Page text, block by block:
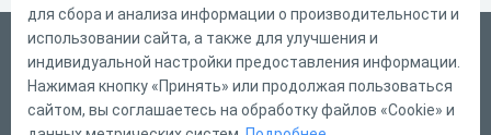
Русский
Справка
Форма обратной связи
для сбора и анализа информации о производительности и
использовании сайта, а также для улучшения и
индивидуальной настройки предоставления информации.
Нажимая кнопку «Принять» или продолжая пользоваться
сайтом, вы соглашаетесь на обработку файлов «Cookie» и